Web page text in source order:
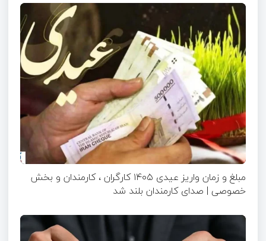
مبلغ و زمان واریز عیدی ۱۴۰۵ کارگران ، کارمندان و بخش
خصوصی | صدای کارمندان بلند شد